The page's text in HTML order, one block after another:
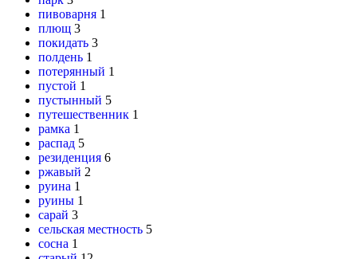
пивоварня 1
плющ 3
покидать 3
полдень 1
потерянный 1
пустой 1
пустынный 5
путешественник 1
рамка 1
распад 5
резиденция 6
ржавый 2
руина 1
руины 1
сарай 3
сельская местность 5
сосна 1